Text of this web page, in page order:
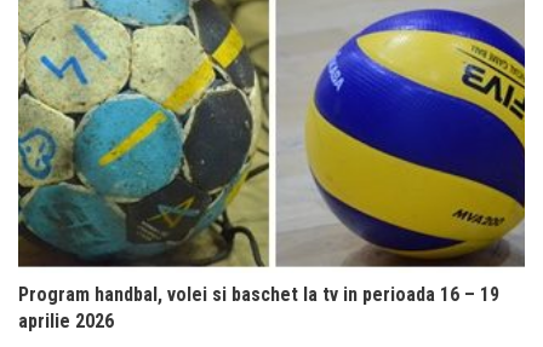
Program handbal, volei si baschet la tv in perioada 16 – 19
aprilie 2026